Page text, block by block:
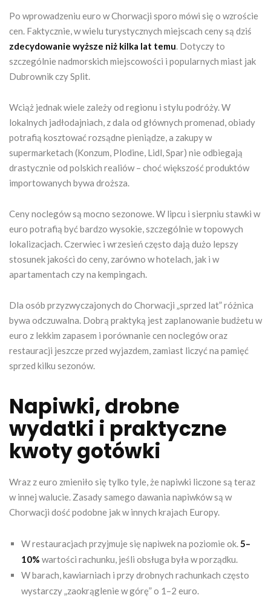
Po wprowadzeniu euro w Chorwacji sporo mówi się o wzroście
cen. Faktycznie, w wielu turystycznych miejscach ceny są dziś
zdecydowanie wyższe niż kilka lat temu. Dotyczy to
szczególnie nadmorskich miejscowości i popularnych miast jak
Dubrownik czy Split.
Wciąż jednak wiele zależy od regionu i stylu podróży. W
lokalnych jadłodajniach, z dala od głównych promenad, obiady
potrafią kosztować rozsądne pieniądze, a zakupy w
supermarketach (Konzum, Plodine, Lidl, Spar) nie odbiegają
drastycznie od polskich realiów – choć większość produktów
importowanych bywa droższa.
Ceny noclegów są mocno sezonowe. W lipcu i sierpniu stawki w
euro potrafią być bardzo wysokie, szczególnie w topowych
lokalizacjach. Czerwiec i wrzesień często dają dużo lepszy
stosunek jakości do ceny, zarówno w hotelach, jak i w
apartamentach czy na kempingach.
Dla osób przyzwyczajonych do Chorwacji „sprzed lat” różnica
bywa odczuwalna. Dobrą praktyką jest zaplanowanie budżetu w
euro z lekkim zapasem i porównanie cen noclegów oraz
restauracji jeszcze przed wyjazdem, zamiast liczyć na pamięć
sprzed kilku sezonów.
Napiwki, drobne
wydatki i praktyczne
kwoty gotówki
Wraz z euro zmieniło się tylko tyle, że napiwki liczone są teraz
w innej walucie. Zasady samego dawania napiwków są w
Chorwacji dość podobne jak w innych krajach Europy.
W restauracjach przyjmuje się napiwek na poziomie ok.5–
10% wartości rachunku, jeśli obsługa była w porządku.
W barach, kawiarniach i przy drobnych rachunkach często
wystarczy „zaokrąglenie w górę” o 1–2 euro.